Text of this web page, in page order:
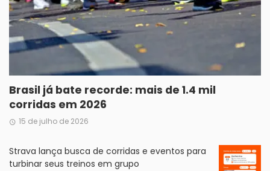
Brasil já bate recorde: mais de 1.4 mil
corridas em 2026
15 de julho de 2026
Strava lança busca de corridas e eventos para
turbinar seus treinos em grupo